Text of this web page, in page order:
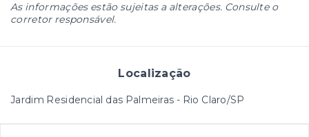
As informações estão sujeitas a alterações. Consulte o
corretor responsável.
Localização
Jardim Residencial das Palmeiras - Rio Claro/SP